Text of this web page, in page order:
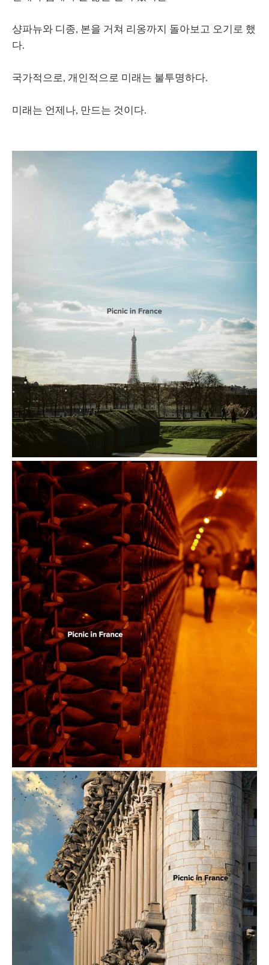
샹파뉴와 디종, 본을 거쳐 리옹까지 돌아보고 오기로 했
다.
국가적으로, 개인적으로 미래는 불투명하다.
미래는 언제나, 만드는 것이다.